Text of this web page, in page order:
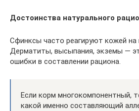
Достоинства натурального
Сфинксы часто реагируют кожей на
Дерматиты, высыпания, экземы —
ошибки в составлении рациона.
Если корм многокомпонентный,
какой именно составляющий